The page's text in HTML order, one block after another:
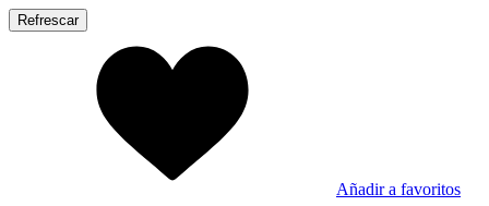
Añadir a favoritos